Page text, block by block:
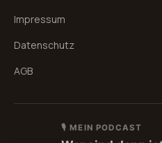
Impressum
Datenschutz
AGB
🎙 MEIN PODCAST